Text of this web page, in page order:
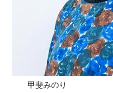
甲斐みのり